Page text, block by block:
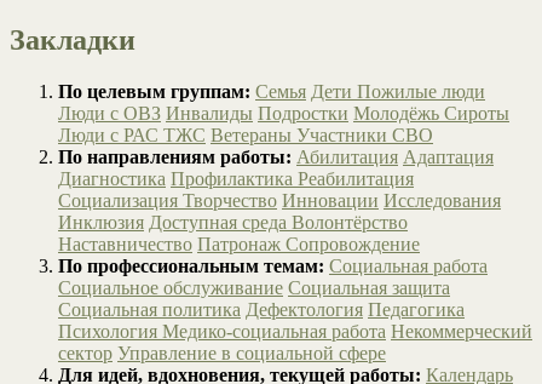
Закладки
По целевым группам: Семья Дети Пожилые люди
Люди с ОВЗ Инвалиды Подростки Молодёжь Сироты
Люди с РАС ТЖС Ветераны Участники СВО
По направлениям работы: Абилитация Адаптация
Диагностика Профилактика Реабилитация
Социализация Творчество Инновации Исследования
Инклюзия Доступная среда Волонтёрство
Наставничество Патронаж Сопровождение
По профессиональным темам: Социальная работа
Социальное обслуживание Социальная защита
Социальная политика Дефектология Педагогика
Психология Медико-социальная работа Некоммерческий
сектор Управление в социальной сфере
Для идей, вдохновения, текущей работы: Календарь